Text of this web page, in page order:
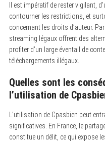
Il est impératif de rester vigilant,
contourner les restrictions, et
concernant les droits d’auteur.
streaming légaux offrent des
profiter d’un large éventail de
téléchargements illégaux.
Quelles sont les
l’utilisation de
L’utilisation de Cpasbien peut
significatives. En France, le
constitue un délit, ce qui expose